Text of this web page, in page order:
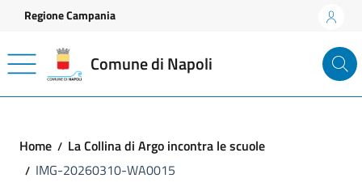
Vai ai contenuti
Vai al footer
Regione Campania
Comune di Napoli
Home
La Collina di Argo incontra le scuole
IMG-20260310-WA0015